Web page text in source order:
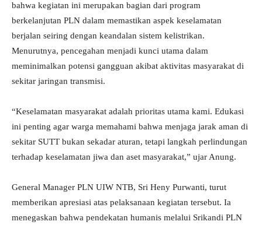
bahwa kegiatan ini merupakan bagian dari program
berkelanjutan PLN dalam memastikan aspek keselamatan
berjalan seiring dengan keandalan sistem kelistrikan.
Menurutnya, pencegahan menjadi kunci utama dalam
meminimalkan potensi gangguan akibat aktivitas masyarakat di
sekitar jaringan transmisi.
“Keselamatan masyarakat adalah prioritas utama kami. Edukasi
ini penting agar warga memahami bahwa menjaga jarak aman di
sekitar SUTT bukan sekadar aturan, tetapi langkah perlindungan
terhadap keselamatan jiwa dan aset masyarakat,” ujar Anung.
General Manager PLN UIW NTB, Sri Heny Purwanti, turut
memberikan apresiasi atas pelaksanaan kegiatan tersebut. Ia
menegaskan bahwa pendekatan humanis melalui Srikandi PLN